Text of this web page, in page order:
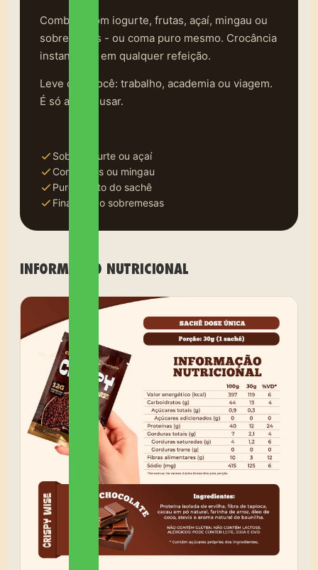
Combine com iogurte, frutas, açaí, mingau ou
sobremesas - ou coma puro mesmo. Crocância
instantânea em qualquer refeição.
Leve com você: trabalho, academia ou viagem.
É só abrir e usar.
Sobre iogurte ou açaí
Com frutas ou mingau
Puro, direto do sachê
Finalizando sobremesas
INFORMAÇÃO NUTRICIONAL